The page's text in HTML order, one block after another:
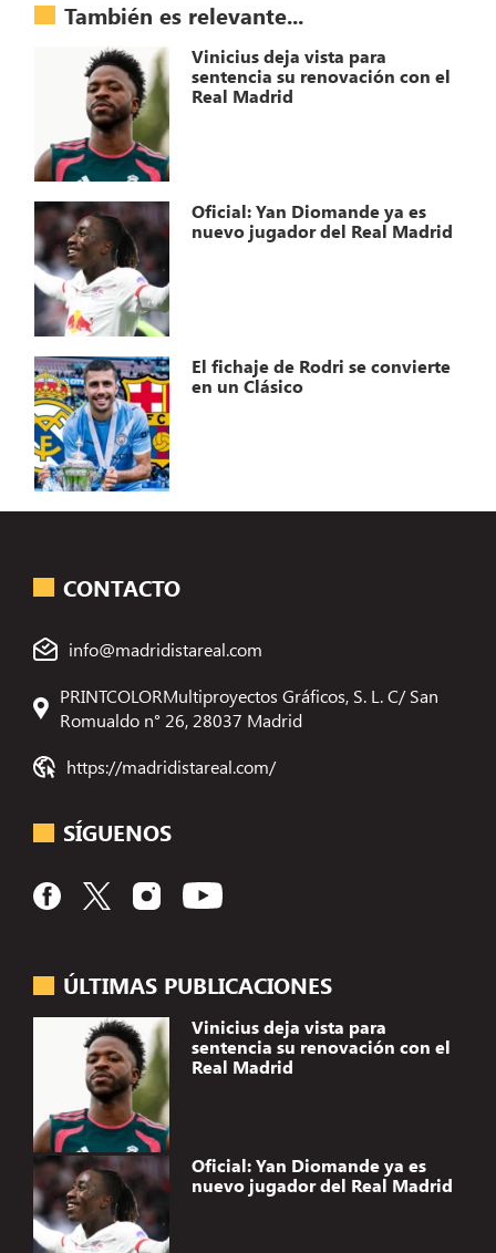
También es relevante...
Vinicius deja vista para
sentencia su renovación con el
Real Madrid
Oficial: Yan Diomande ya es
nuevo jugador del Real Madrid
El fichaje de Rodri se convierte
en un Clásico
ÚLTIMAS PUBLICACIONES
Vinicius deja vista para
sentencia su renovación con el
Real Madrid
Oficial: Yan Diomande ya es
nuevo jugador del Real Madrid
CONTACTO
info@madridistareal.com
PRINTCOLORMultiproyectos Gráficos, S. L. C/ San
Romualdo n° 26, 28037 Madrid
https://madridistareal.com/
SÍGUENOS